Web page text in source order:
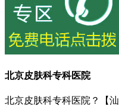
北京皮肤科专科医院
北京皮肤科专科医院？【